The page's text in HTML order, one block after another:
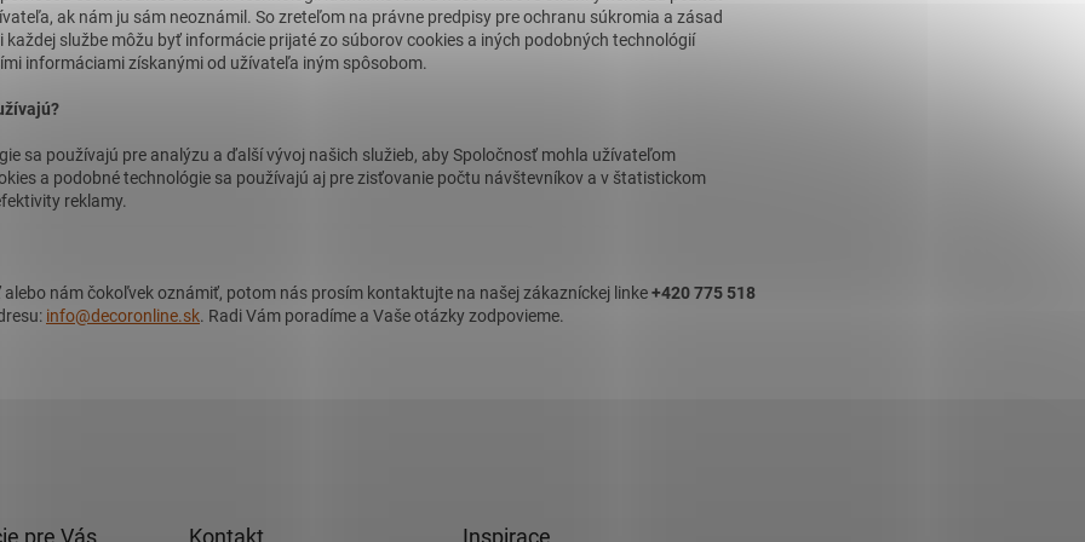
ak nám ju sám neoznámil. So zreteľom na právne predpisy pre ochranu súkromia a zásad
službe môžu byť informácie prijaté zo súborov cookies a iných podobných technológií
informáciami získanými od užívateľa iným spôsobom.
sa používajú pre analýzu a ďalší vývoj našich služieb, aby Spoločnosť mohla užívateľom
a podobné technológie sa používajú aj pre zisťovanie počtu návštevníkov a v štatistickom
reklamy.
nám čokoľvek oznámiť, potom nás prosím kontaktujte na našej zákazníckej linke+420 775 518
info@decoronline.sk. Radi Vám poradíme a Vaše otázky zodpovieme.
pre Vás Kontakt Inspirace